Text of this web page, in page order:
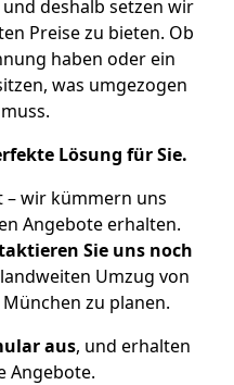
deshalb setzen wir
Preise zu bieten. Ob
haben oder ein
was umgezogen
Lösung für Sie.
– wir kümmern uns
Angebote erhalten.
Sie uns noch
Umzug von
zu planen.
aus, und erhalten
Angebote.